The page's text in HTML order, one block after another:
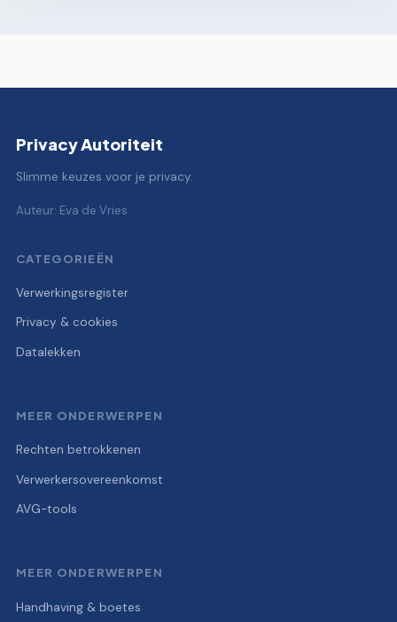
Privacy Autoriteit
Slimme keuzes voor je privacy.
Auteur: Eva de Vries
CATEGORIEËN
Verwerkingsregister
Privacy & cookies
Datalekken
MEER ONDERWERPEN
Rechten betrokkenen
Verwerkersovereenkomst
AVG-tools
MEER ONDERWERPEN
Handhaving & boetes